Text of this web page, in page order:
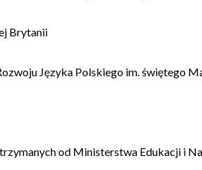
Brytanii
Języka Polskiego im. świętego
od Ministerstwa Edukacji i